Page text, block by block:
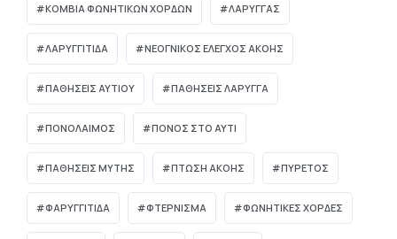
ΚΟΜΒΊΑ ΦΩΝΗΤΙΚΏΝ ΧΟΡΔΏΝ ΛΑΡΥΓΓΑΣ
ΛΑΡΥΓΓΙΤΙΔΑ ΝΕΟΓΝΙΚΌΣ ΈΛΕΓΧΟΣ ΑΚΟΉΣ
ΠΑΘΗΣΕΙΣ ΑΥΤΙΟΥ ΠΑΘΗΣΕΙΣ ΛΑΡΥΓΓΑ
ΠΟΝΟΛΑΙΜΟΣ ΠΟΝΟΣ ΣΤΟ ΑΥΤΙ
ΠΑΘΉΣΕΙΣ ΜΎΤΗΣ ΠΤΏΣΗ ΑΚΟΉΣ ΠΥΡΕΤΌΣ
ΦΑΡΥΓΓΙΤΙΔΑ ΦΤΕΡΝΙΣΜΑ ΦΩΝΗΤΙΚΕΣ ΧΟΡΔΕΣ